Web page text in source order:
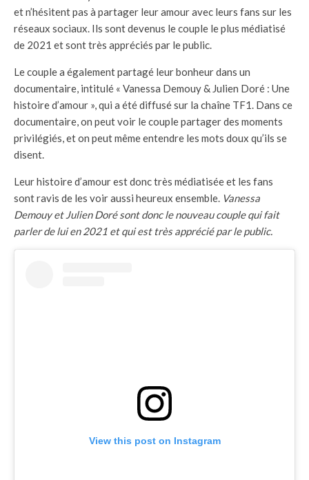
et n’hésitent pas à partager leur amour avec leurs fans sur les
réseaux sociaux. Ils sont devenus le couple le plus médiatisé
de 2021 et sont très appréciés par le public.
Le couple a également partagé leur bonheur dans un
documentaire, intitulé « Vanessa Demouy & Julien Doré : Une
histoire d’amour », qui a été diffusé sur la chaîne TF1. Dans ce
documentaire, on peut voir le couple partager des moments
privilégiés, et on peut même entendre les mots doux qu’ils se
disent.
Leur histoire d’amour est donc très médiatisée et les fans
sont ravis de les voir aussi heureux ensemble. Vanessa
Demouy et Julien Doré sont donc le nouveau couple qui fait
parler de lui en 2021 et qui est très apprécié par le public.
View this post on Instagram